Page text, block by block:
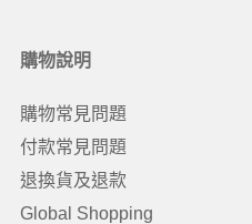
購物說明
購物常見問題
付款常見問題
退換貨及退款
Global Shopping